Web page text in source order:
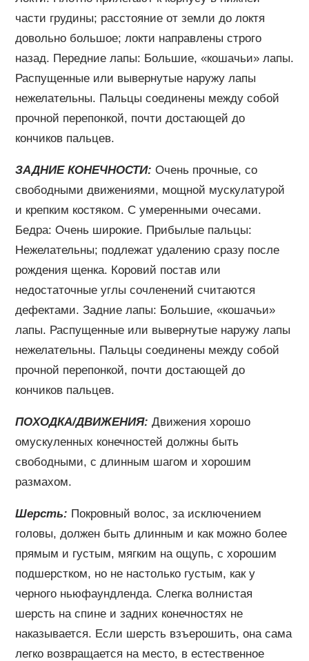
части грудины; расстояние от земли до локтя
довольно большое; локти направлены строго
назад. Передние лапы: Большие, «кошачьи» лапы.
Распущенные или вывернутые наружу лапы
нежелательны. Пальцы соединены между собой
прочной перепонкой, почти достающей до
кончиков пальцев.
ЗАДНИЕ КОНЕЧНОСТИ: Очень прочные, со
свободными движениями, мощной мускулатурой
и крепким костяком. С умеренными очесами.
Бедра: Очень широкие. Прибылые пальцы:
Нежелательны; подлежат удалению сразу после
рождения щенка. Коровий постав или
недостаточные углы сочленений считаются
дефектами. Задние лапы: Большие, «кошачьи»
лапы. Распущенные или вывернутые наружу лапы
нежелательны. Пальцы соединены между собой
прочной перепонкой, почти достающей до
кончиков пальцев.
ПОХОДКА/ДВИЖЕНИЯ: Движения хорошо
омускуленных конечностей должны быть
свободными, с длинным шагом и хорошим
размахом.
Шерсть: Покровный волос, за исключением
головы, должен быть длинным и как можно более
прямым и густым, мягким на ощупь, с хорошим
подшерстком, но не настолько густым, как у
черного ньюфаундленда. Слегка волнистая
шерсть на спине и задних конечностях не
наказывается. Если шерсть взъерошить, она сама
легко возвращается на место, в естественное